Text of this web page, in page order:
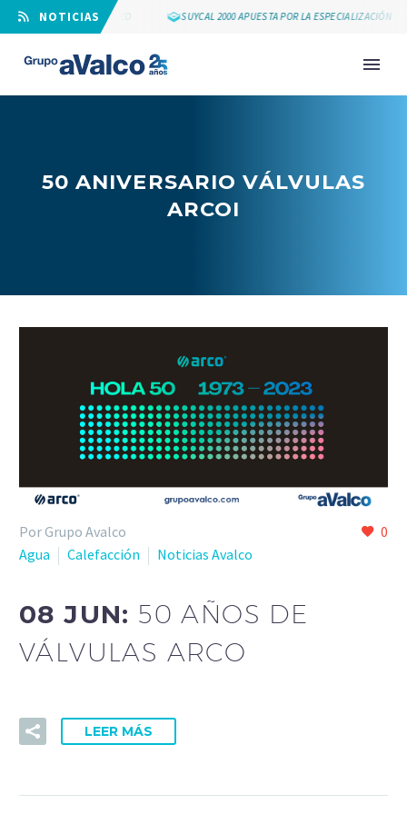
⠀NOTICIAS
25 AÑOS DE GRUPO AVALCO SUYCAL 2000 APUESTA POR LA ESPECIALIZACIÓN
50 ANIVERSARIO VÁLVULAS
ARCOI
0
Por Grupo Avalco
Agua
Calefacción Noticias Avalco
08 JUN: 50 AÑOS DE
VÁLVULAS ARCO
LEER MÁS